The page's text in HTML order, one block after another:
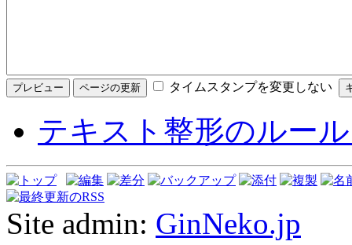
タイムスタンプを変更しない
テキスト整形のルー
Site admin: GinNeko.jp